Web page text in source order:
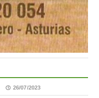
26/07/2023